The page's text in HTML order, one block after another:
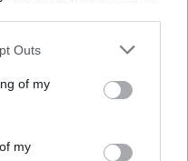
one or more Google
You may click to
its third-party tags to
in below Google
Outs
of my
my